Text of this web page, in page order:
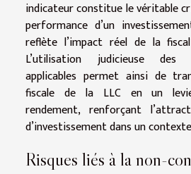
indicateur constitue le véritable
performance d’un
reflète l’impact réel de la
L’utilisation judicieuse des
applicables permet ainsi de
fiscale de la LLC en un
rendement, renforçant
d’investissement dans un
Risques liés à la non-